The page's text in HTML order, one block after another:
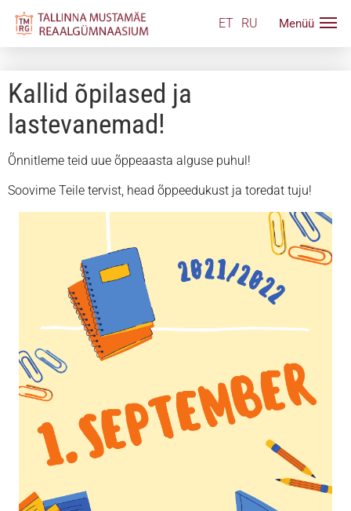
ET RU
Kallid õpilased ja
lastevanemad!
Õnnitleme teid uue õppeaasta alguse puhul!
Soovime Teile tervist, head õppeedukust ja toredat tuju!